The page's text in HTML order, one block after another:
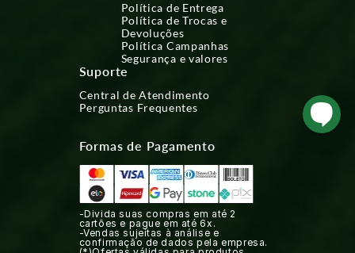
Política de Entrega
Política de Trocas e
Devoluções
Política Campanhas
Segurança e valores
Suporte
Central de Atendimento
Perguntas Frequentes
Formas de Pagamento
-Divida suas compras em até 2
cartões e pague em até 6x.
-Vendas sujeitas à análise e
confirmação de dados pela empresa.